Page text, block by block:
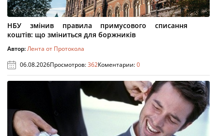
НБУ змінив правила примусового списання
коштів: що зміниться для боржників
Автор:Лента от Протокола
06.08.2026Просмотров:362Коментарии:0